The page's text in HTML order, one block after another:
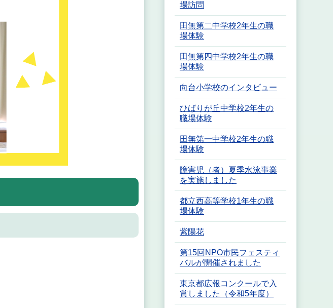
場訪問
田無第二中学校2年生の職
場体験
田無第四中学校2年生の職
場体験
向台小学校のインタビュー
ひばりが丘中学校2年生の
職場体験
田無第一中学校2年生の職
場体験
障害児（者）夏季水泳事業
を実施しました
都立西高等学校1年生の職
場体験
紫陽花
第15回NPO市民フェスティ
バルが開催されました
東京都広報コンクールで入
賞しました（令和5年度）